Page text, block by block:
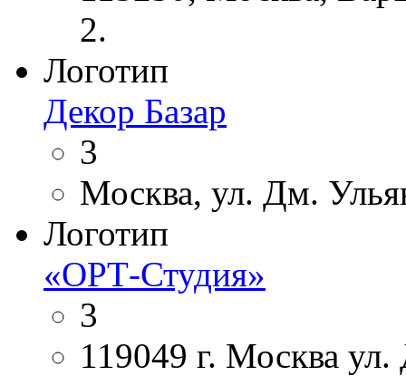
2.
Логотип
Декор Базар
3
Москва, ул. Дм.
Логотип
«ОРТ-Студия»
3
119049 г. Москва